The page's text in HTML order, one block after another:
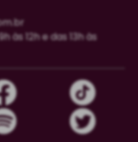
às 12h e das 13h às